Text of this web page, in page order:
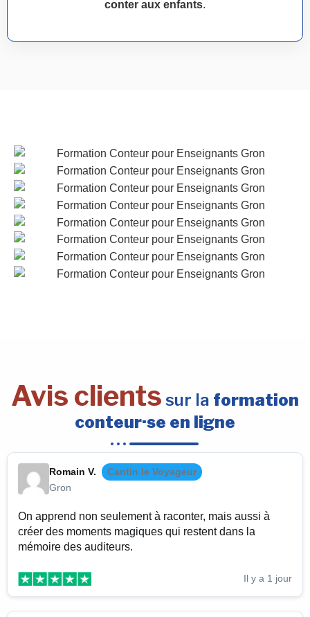
conter aux enfants.
Avis clients sur la formation
conteur·se en ligne
Romain V.
Cantin le Voyageur
Gron
On apprend non seulement à raconter, mais aussi à
créer des moments magiques qui restent dans la
mémoire des auditeurs.
Il y a 1 jour